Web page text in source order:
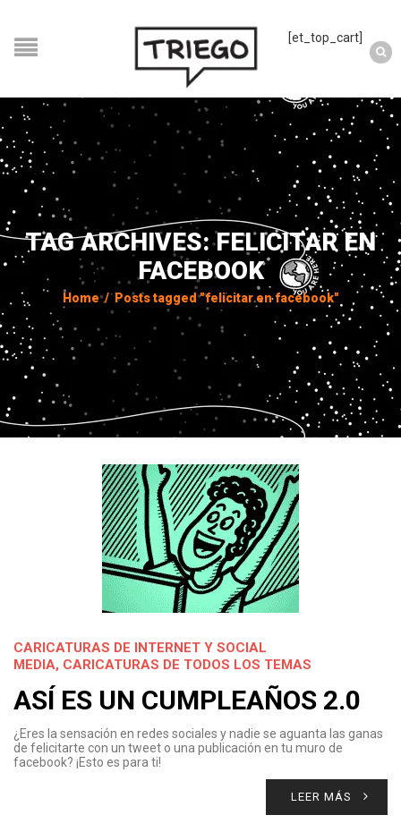
[et_top_cart]
TAG ARCHIVES: FELICITAR EN
FACEBOOK
Home / Posts tagged "felicitar en facebook"
CARICATURAS DE INTERNET Y SOCIAL
MEDIA, CARICATURAS DE TODOS LOS TEMAS
ASÍ ES UN CUMPLEAÑOS 2.0
¿Eres la sensación en redes sociales y nadie se aguanta las ganas
de felicitarte con un tweet o una publicación en tu muro de
facebook? ¡Esto es para ti!
LEER MÁS